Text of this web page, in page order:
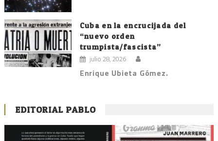
Cuba en la encrucijada del
“nuevo orden
trumpista/fascista”
julio 28, 2026
Enrique Ubieta Gómez.
EDITORIAL PABLO